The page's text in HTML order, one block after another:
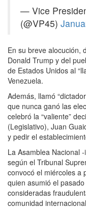
— Vice
(@VP45)
En su breve alocución,
Donald Trump y del
de Estados Unidos al
Venezuela.
Además, llamó
que nunca ganó las
celebró la “valiente”
(Legislativo), Juan
y pedir el
La Asamblea Nacional
según el Tribunal
convocó el miércoles a
quien asumió el
consideradas
comunidad